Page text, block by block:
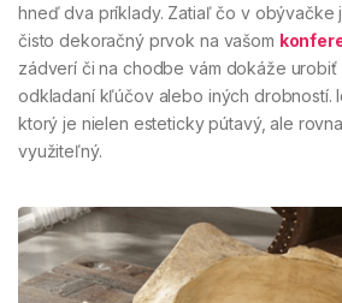
hneď dva príklady. Zatiaľ čo v obývačke
čisto dekoračný prvok na vašom
zádverí či na chodbe vám dokáže urobiť
odkladaní kľúčov alebo iných drobností.
ktorý je nielen esteticky pútavý, ale
využiteľný.